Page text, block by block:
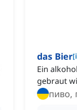
das Bier[
Ein
gebraut
пиво,